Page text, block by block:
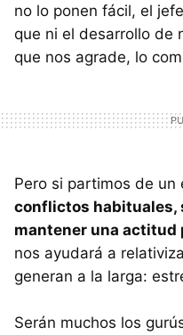
no lo ponen fácil, el
que ni el desarrollo de
que nos agrade, lo
Pero si partimos de un
conflictos habituales,
mantener una actitud
nos ayudará a
generan a la larga:
Serán muchos los